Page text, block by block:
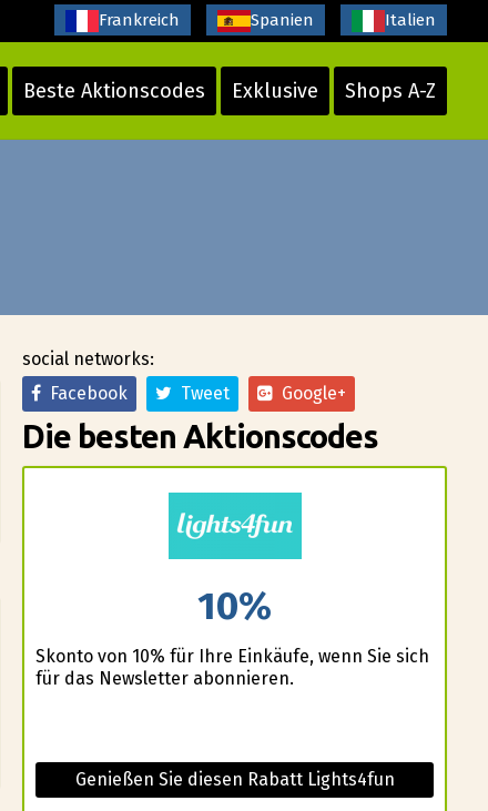
Beste Aktionscodes Exklusive Shops A-Z
Frankreich Spanien Italien
social networks:
Facebook
Tweet Google+
Die besten Aktionscodes
10%
Skonto von 10% für Ihre Einkäufe, wenn Sie sich
für das Newsletter abonnieren.
Genießen Sie diesen Rabatt Lights4fun